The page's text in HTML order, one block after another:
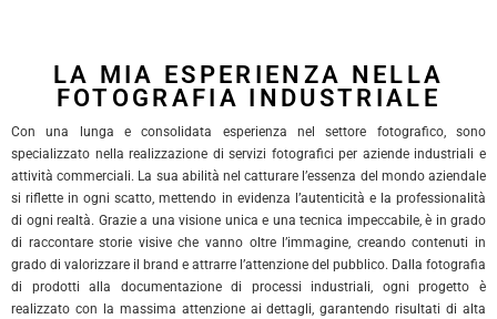
LA MIA ESPERIENZA NELLA
FOTOGRAFIA INDUSTRIALE
Con una lunga e consolidata esperienza nel settore fotografico, sono
specializzato nella realizzazione di servizi fotografici per aziende industriali e
attività commerciali. La sua abilità nel catturare l’essenza del mondo aziendale
si riflette in ogni scatto, mettendo in evidenza l’autenticità e la professionalità
di ogni realtà. Grazie a una visione unica e una tecnica impeccabile, è in grado
di raccontare storie visive che vanno oltre l’immagine, creando contenuti in
grado di valorizzare il brand e attrarre l’attenzione del pubblico. Dalla fotografia
di prodotti alla documentazione di processi industriali, ogni progetto è
realizzato con la massima attenzione ai dettagli, garantendo risultati di alta